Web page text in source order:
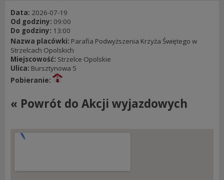
Klauzule informacyjne
Data: 2026-07-19
Od godziny: 09:00
Do godziny: 13:00
Nazwa placówki: Parafia Podwyższenia Krzyża Świętego w
Strzelcach Opolskich
Miejscowość: Strzelce Opolskie
Ulica: Bursztynowa 5
Pobieranie:
« Powrót do Akcji wyjazdowych